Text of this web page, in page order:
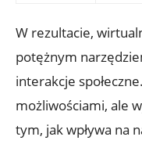
W rezultacie,
potężnym
interakcje⁣
możliwościami, ale
tym, jak wpływa⁢ na